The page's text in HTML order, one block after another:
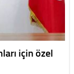
için özel